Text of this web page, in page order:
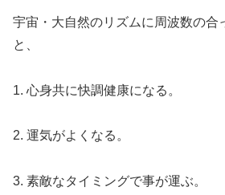
宇宙・大自然のリズムに周波数の合
と、
1. 心身共に快調健康になる。
2. 運気がよくなる。
3. 素敵なタイミングで事が運ぶ。